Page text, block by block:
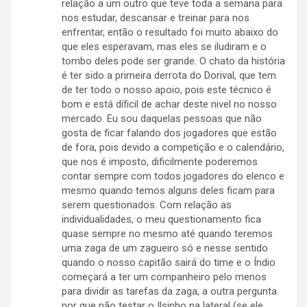
relação a um outro que teve toda a semana para
nos estudar, descansar e treinar para nos
enfrentar, então o resultado foi muito abaixo do
que eles esperavam, mas eles se iludiram e o
tombo deles pode ser grande. O chato da história
é ter sido a primeira derrota do Dorival, que tem
de ter todo o nosso apoio, pois este técnico é
bom e está díficil de achar deste nivel no nosso
mercado. Eu sou daquelas pessoas que não
gosta de ficar falando dos jogadores que estão
de fora, pois devido a competição e o calendário,
que nos é imposto, dificilmente poderemos
contar sempre com todos jogadores do elenco e
mesmo quando temos alguns deles ficam para
serem questionados. Com relação as
individualidades, o meu questionamento fica
quase sempre no mesmo até quando teremos
uma zaga de um zagueiro só e nesse sentido
quando o nosso capitão sairá do time e o Índio
começará a ter um companheiro pelo menos
para dividir as tarefas da zaga, a outra pergunta